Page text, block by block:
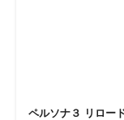
ペルソナ３ リロー